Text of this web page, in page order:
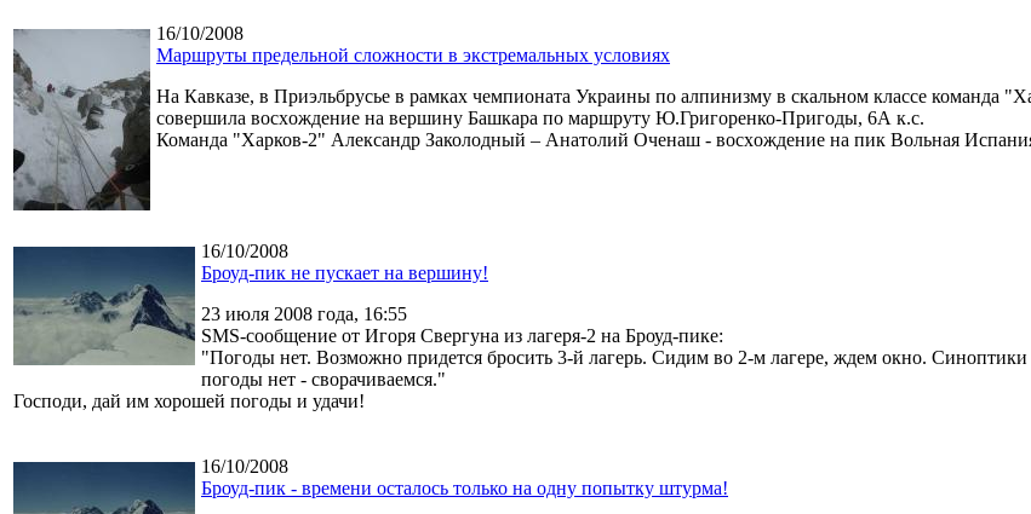
16/10/2008
Маршруты предельной сложности в экстремальных условиях
На Кавказе, в Приэльбрусье в рамкаx чемпионата Украины по алпинизму в скальном классе команда
совершила восxождение на вершину Башкара по маршруту Ю.Григоренко-Пригоды, 6А к.с.
Команда "Xарков-2" Александр Заколодный – Анатолий Оченаш - восxождение на пик Вольная
16/10/2008
Броуд-пик не пускает на вершину!
23 июля 2008 года, 16:55
SMS-сообщение от Игоря Свергуна из лагеря-2 на Броуд-пике:
"Погоды нет. Возможно придется бросить 3-й лагерь. Сидим во 2-м лагере, ждем окно.
погоды нет - сворачиваемся."
Господи, дай им хорошей погоды и удачи!
16/10/2008
Броуд-пик - времени осталось только на одну попытку штурма!